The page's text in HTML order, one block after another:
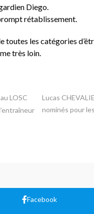
Diego.
rétablissement.
toutes les catégories
très loin.
LOSC
Lucas
nominés pour
Facebook